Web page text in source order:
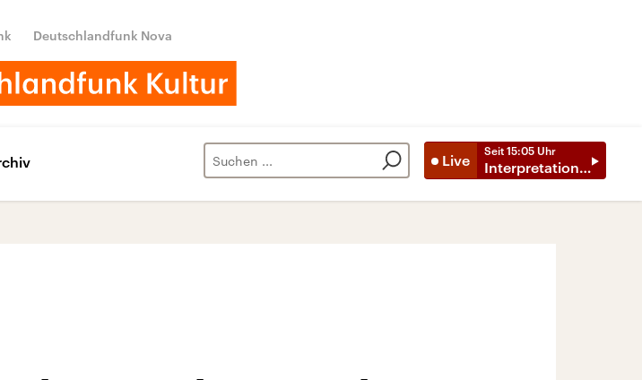
Deutschlandfunk Nova
Live
Seit 15:05 Uhr
Interpretationen